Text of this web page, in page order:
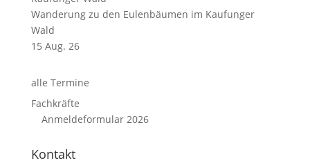
Wanderung zu den Eulenbäumen im Kaufunger
Wald
15 Aug. 26
alle Termine
Fachkräfte
Anmeldeformular 2026
Kontakt